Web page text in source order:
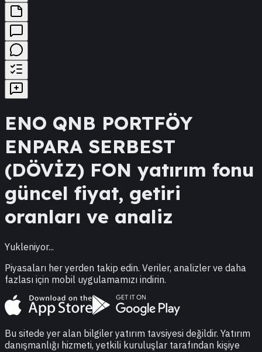
ENO QNB PORTFÖY
ENPARA SERBEST
(DÖVİZ) FON yatırım fonu
güncel fiyat, getiri
oranları ve analiz
Yukleniyor...
Piyasaları her yerden takip edin. Veriler, analizler ve daha
fazlası için mobil uygulamamızı indirin.
Bu sitede yer alan bilgiler yatırım tavsiyesi değildir. Yatırım
danışmanlığı hizmeti, yetkili kuruluşlar tarafından kişiye